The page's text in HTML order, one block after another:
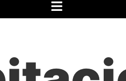
/ Habitación Estándar (2P)